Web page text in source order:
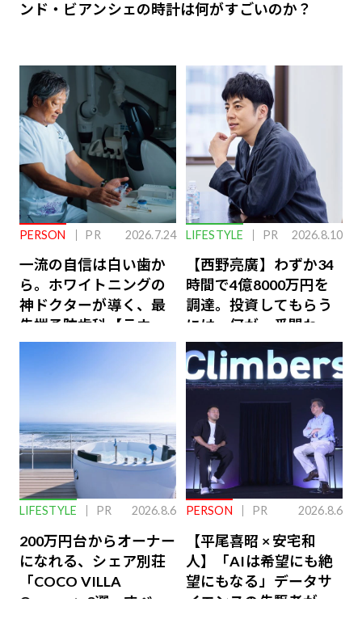
ンド・ビアンシェの時計は何がすごいのか？
PERSON PR 2026.7.24
一流の自信は白い歯か
ら。ホワイトニングの
神ドクターが導く、最
先端予防歯科【ラウン
ジ会員特典あり】
LIFESTYLE PR 2026.8.10
【西野亮廣】わずか34
時間で4億8000万円を
調達。投資してもらう
には、何が一番問われ
るのか
LIFESTYLE PR 2026.8.6
200万円台からオーナー
になれる、シェア別荘
「COCO VILLA
Owners」3選。すべて
PERSON PR 2026.8.6
【平尾喜昭 × 安宅和
人】「AIは希望にも絶
望にもなる」データサ
イエンスの先駆者が語